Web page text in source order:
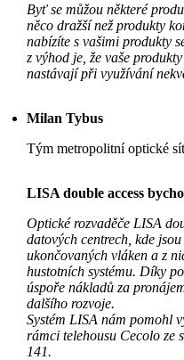
Byť se můžou některé
něco dražší než produkty
nabízíte s vašimi produkty
z výhod je, že vaše
nastávají při využívání
Milan Tybus
Tým metropolitní optické
LISA double access
Optické rozvaděče LISA
datových centrech, kde
ukončovaných vláken a z
hustotních systému. Díky
úspoře nákladů za
dalšího rozvoje.
Systém LISA nám pomohl
rámci telehousu Cecolo ze
141.